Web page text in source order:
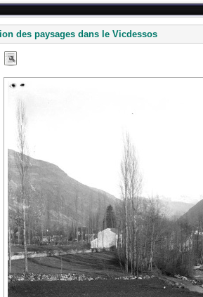
des paysages dans le Vicdessos